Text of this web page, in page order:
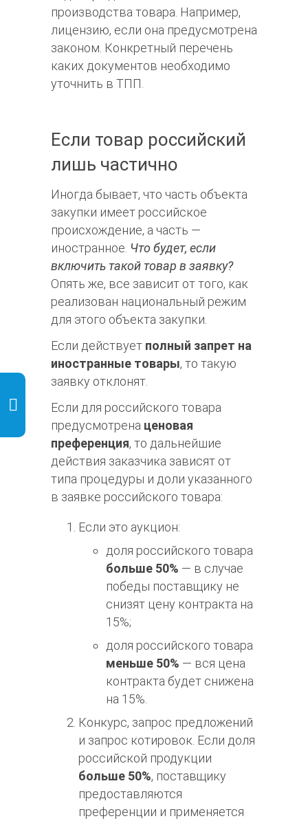
производства товара. Например,
лицензию, если она предусмотрена
законом. Конкретный перечень
каких документов необходимо
уточнить в ТПП.
Если товар российский
лишь частично
Иногда бывает, что часть объекта
закупки имеет российское
происхождение, а часть —
иностранное. Что будет, если
включить такой товар в заявку?
Опять же, все зависит от того, как
реализован национальный режим
для этого объекта закупки.
Если действует полный запрет на
иностранные товары, то такую
заявку отклонят.
Если для российского товара
предусмотрена ценовая
преференция, то дальнейшие
действия заказчика зависят от
типа процедуры и доли указанного
в заявке российского товара:
Если это аукцион:
доля российского товара
больше 50% — в случае
победы поставщику не
снизят цену контракта на
15%;
доля российского товара
меньше 50% — вся цена
контракта будет снижена
на 15%.
Конкурс, запрос предложений
и запрос котировок . Если доля
российской продукции
больше 50%, поставщику
предоставляются
преференции и применяется